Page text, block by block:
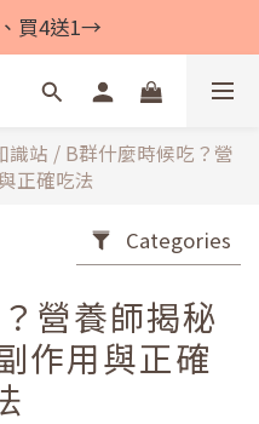
買4送1→
識站 / B群什麼時候吃？營
正確吃法
Categories
營養師揭秘
作用與正確